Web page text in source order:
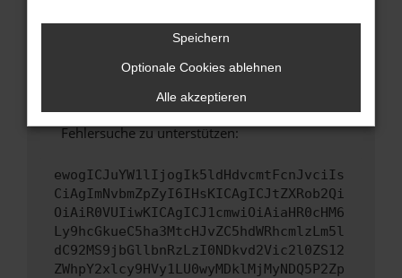
Wende dich an den Webseitenbetreiber.
hast, kontaktiere uns bitte. Wir werden
versuchen, das Problem zu beheben. Du kannst
uns diesen Text schicken, um uns bei der
Fehlersuche zu unterstützen:
ewogICJuYW1lIjogIk5ldHdvcmtFcnJvciIs
CiAgImNvbmZpZyI6IHsKICAgICJtZXRob2Qi
OiAiR0VUIiwKICAgICJ1cmwiOiAiaHR0cHM6
Ly9hcGkueC5ha3MtcHJvZC5hdWRhcmlzLm5l
dC92MS9jbGllbnRzLzI0NDkvd2Vic2l0ZS12
ZWhpY2xlcy9HVy1LU0wyMDklMjMyNDQ5P2Zp
Speichern
Optionale Cookies ablehnen
Alle akzeptieren